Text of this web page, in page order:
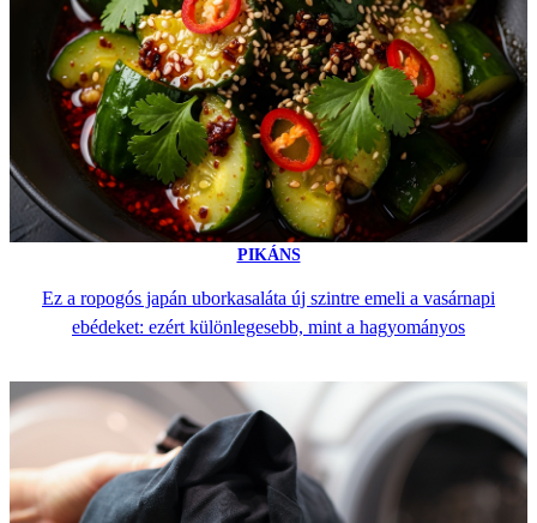
PIKÁNS
Ez a ropogós japán uborkasaláta új szintre emeli a vasárnapi
ebédeket: ezért különlegesebb, mint a hagyományos